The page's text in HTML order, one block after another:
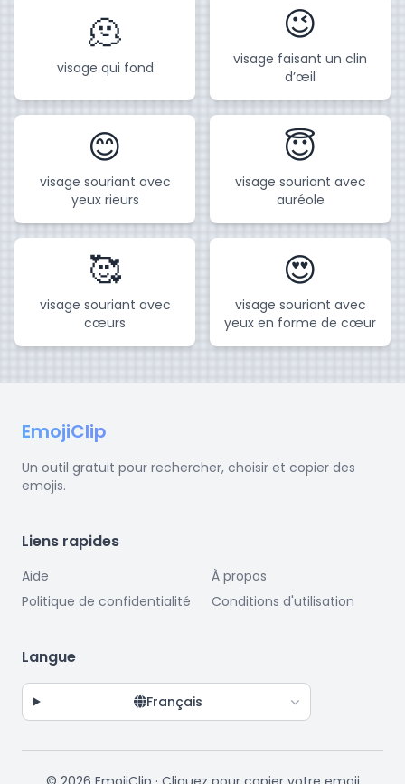
🫠
visage qui fond
😉
visage faisant un clin
d’œil
😊
visage souriant avec
yeux rieurs
😇
visage souriant avec
auréole
🥰
visage souriant avec
cœurs
😍
visage souriant avec
yeux en forme de cœur
EmojiClip
Un outil gratuit pour rechercher, choisir et copier des
emojis.
Liens rapides
Aide
À propos
Politique de confidentialité
Conditions d'utilisation
Langue
Français